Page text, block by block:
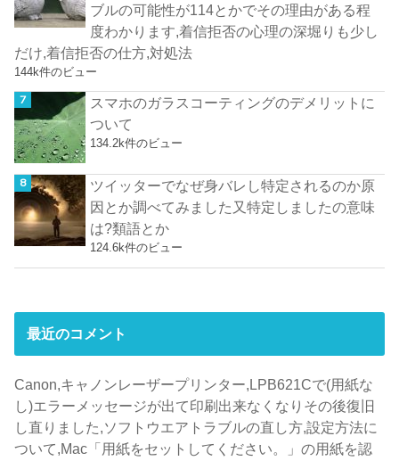
ブルの可能性が114とかでその理由がある程
度わかります,着信拒否の心理の深堀りも少し
だけ,着信拒否の仕方,対処法
144k件のビュー
スマホのガラスコーティングのデメリットに
ついて
134.2k件のビュー
ツイッターでなぜ身バレし特定されるのか原
因とか調べてみました又特定しましたの意味
は?類語とか
124.6k件のビュー
最近のコメント
Canon,キャノンレーザープリンター,LPB621Cで(用紙な
し)エラーメッセージが出て印刷出来なくなりその後復旧
し直りました,ソフトウエアトラブルの直し方,設定方法に
ついて,Mac「用紙をセットしてください。」の用紙を認